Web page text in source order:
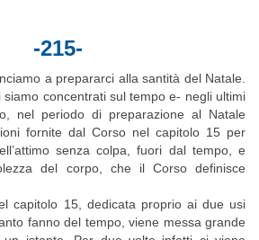
-215-
a prepararci alla santità del Natale.
siamo concentrati sul tempo e- negli ultimi
nel periodo di preparazione al Natale
fornite dal Corso nel capitolo 15 per
senza colpa, fuori dal tempo, e
del corpo, che il Corso definisce
capitolo 15, dedicata proprio ai due usi
fanno del tempo, viene messa grande